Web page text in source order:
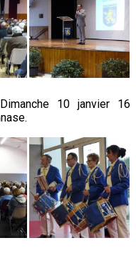
10 janvier 16